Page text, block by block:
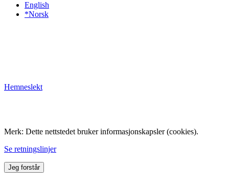
English
*Norsk
Hemneslekt
Merk: Dette nettstedet bruker informasjonskapsler (cookies).
Se retningslinjer
Jeg forstår